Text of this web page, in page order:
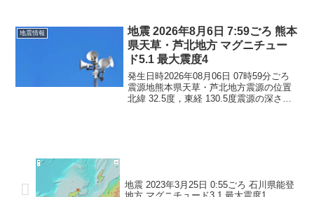
りません。震度4熊本県熊本西...
地震情報
地震 2026年8月6日 7:59ごろ 熊本
県天草・芦北地方 マグニチュー
ド5.1 最大震度4
発生日時2026年08月06日 07時59分ごろ
震源地熊本県天草・芦北地方震源の位置
北緯 32.5度，東経 130.5度震源の深さ約
地震 2023年3月25日 0:55ごろ 石川県能登